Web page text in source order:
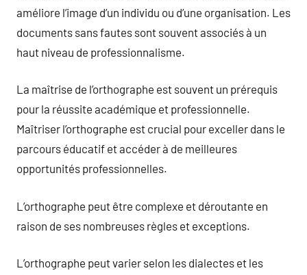
améliore l’image d’un individu ou d’une organisation. Les
documents sans fautes sont souvent associés à un
haut niveau de professionnalisme.
La maîtrise de l’orthographe est souvent un prérequis
pour la réussite académique et professionnelle.
Maîtriser l’orthographe est crucial pour exceller dans le
parcours éducatif et accéder à de meilleures
opportunités professionnelles.
L’orthographe peut être complexe et déroutante en
raison de ses nombreuses règles et exceptions.
L’orthographe peut varier selon les dialectes et les